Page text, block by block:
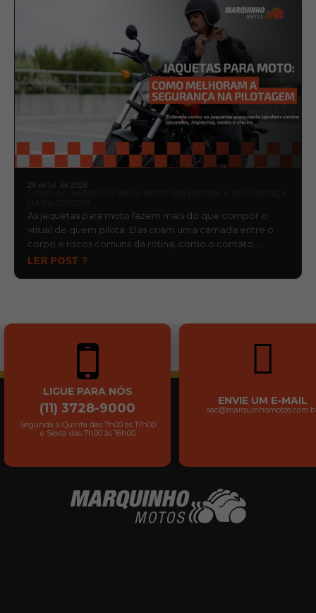
29 de jul. de 2026
As jaquetas para moto fazem mais do que compor o
visual de quem pilota. Elas criam uma camada entre o
corpo e riscos comuns da rotina, como o contato …
LER POST ?
LIGUE PARA NÓS
(11) 3728-9000
Segunda à Quinta das 7h00 às 17h00
e Sexta das 7h00 às 16h00
ENVIE UM E-MAIL